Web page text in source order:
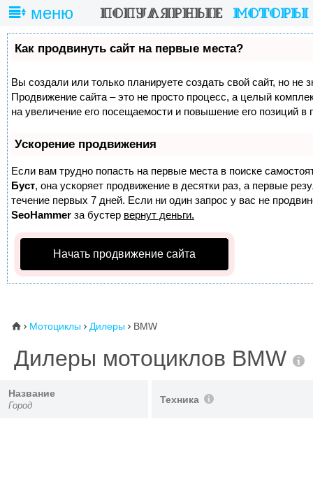
меню
Как продвинуть сайт на первые места?
Вы создали или только планируете создать свой сайт, но не
Продвижение сайта – это не просто процесс, а целый
на увеличение его посещаемости и повышение его позиций в
Ускорение продвижения
Если вам трудно попасть на первые места в поиске
Буст, она ускоряет продвижение в десятки раз, а первые
течение первых 7 дней. Если ни один запрос у вас не
SeoHammer за бустер вернут деньги.
Начать продвижение сайта
⌂  Мотоциклы  Дилеры  BMW
Дилеры мотоциклов BMW
Название
Город
Техника